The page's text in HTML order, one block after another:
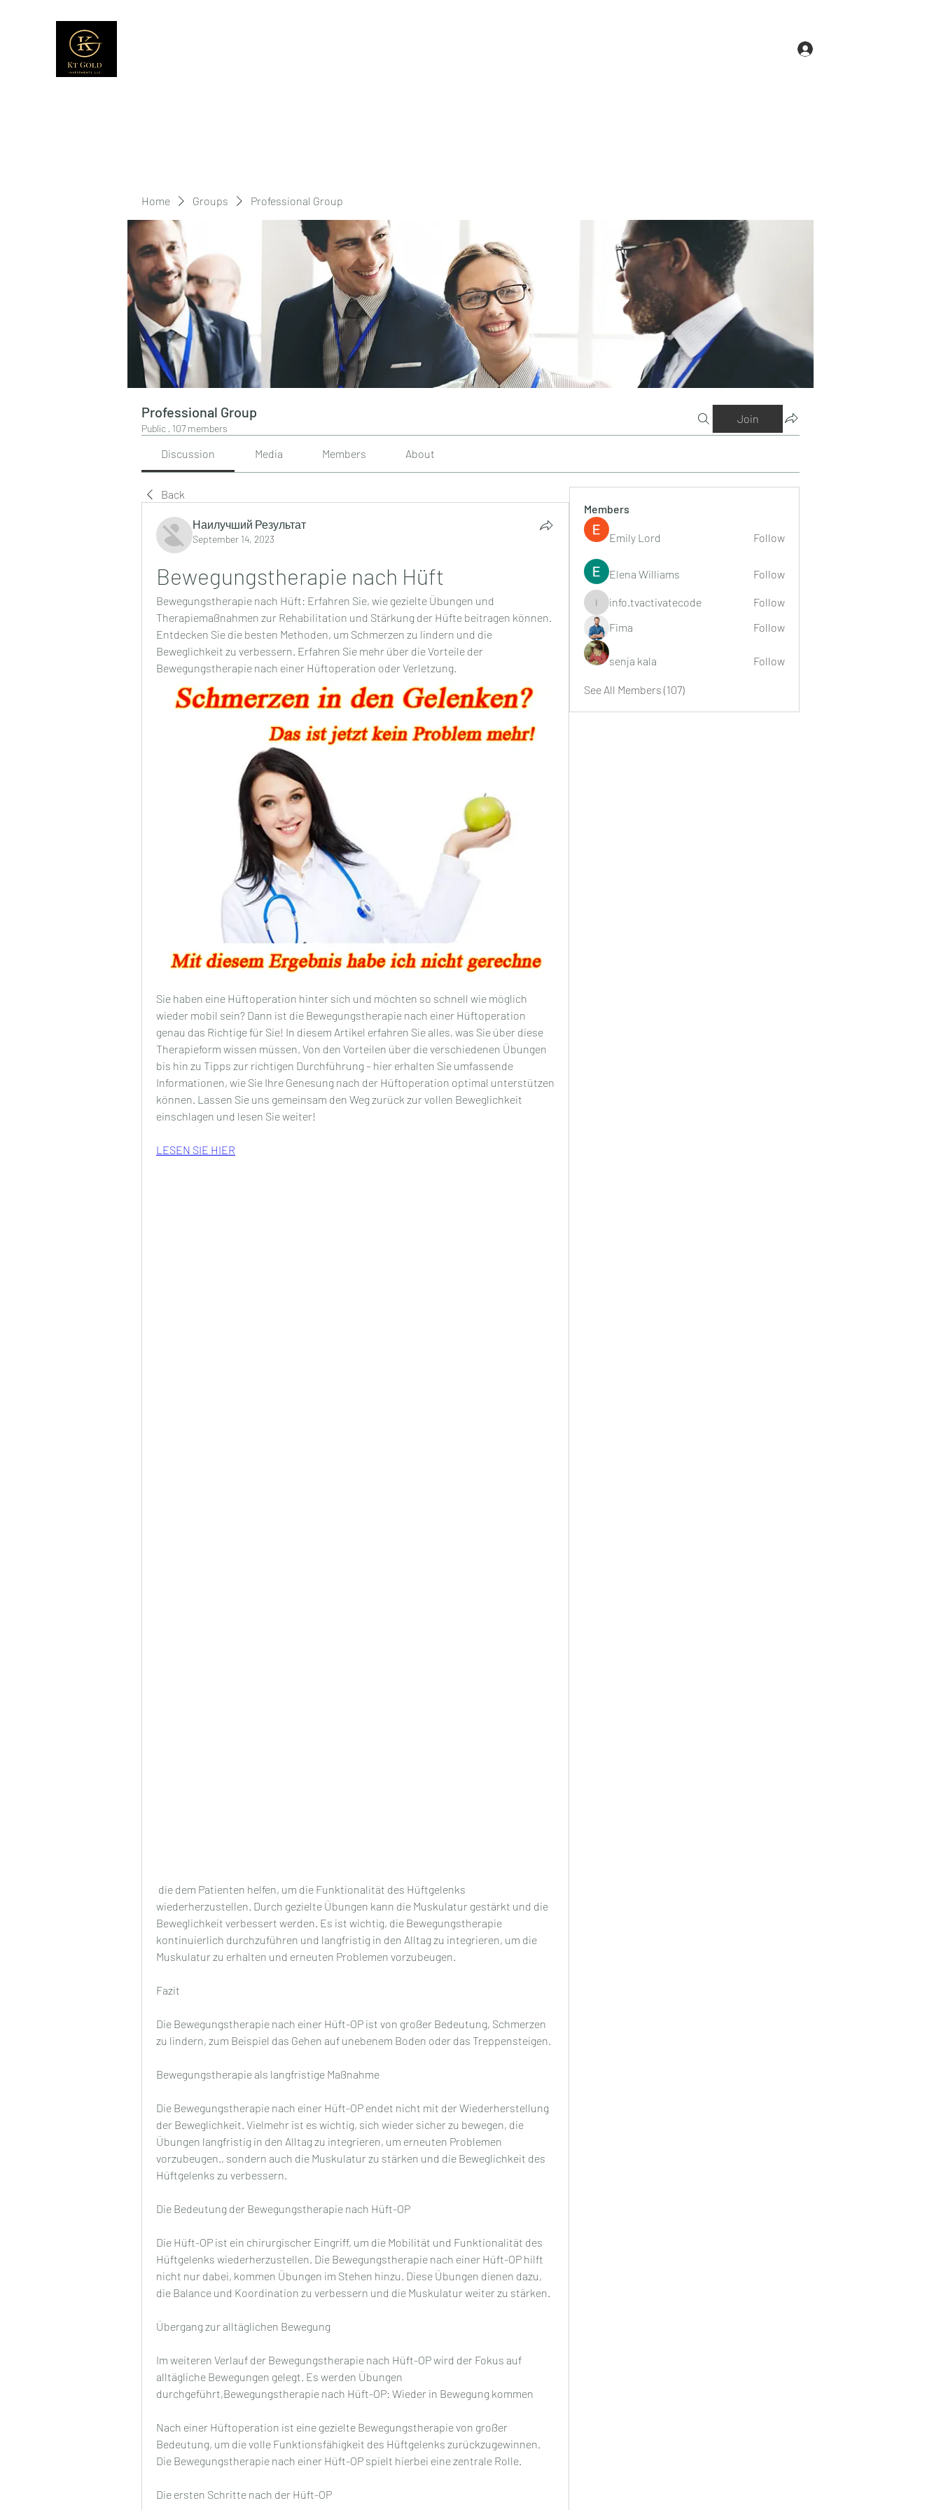
Home Groups Professional Group
Professional Group
Public · 107 members
Join
Discussion Media Members About
Back
Наилучший Результат
September 14, 2023
Bewegungstherapie nach Hüft
Bewegungstherapie nach Hüft: Erfahren Sie, wie gezielte Übungen und
Therapiemaßnahmen zur Rehabilitation und Stärkung der Hüfte beitragen können.
Entdecken Sie die besten Methoden, um Schmerzen zu lindern und die
Beweglichkeit zu verbessern. Erfahren Sie mehr über die Vorteile der
Bewegungstherapie nach einer Hüftoperation oder Verletzung.
Sie haben eine Hüftoperation hinter sich und möchten so schnell wie möglich
wieder mobil sein? Dann ist die Bewegungstherapie nach einer Hüftoperation
genau das Richtige für Sie! In diesem Artikel erfahren Sie alles, was Sie über diese
Therapieform wissen müssen. Von den Vorteilen über die verschiedenen Übungen
bis hin zu Tipps zur richtigen Durchführung – hier erhalten Sie umfassende
Informationen, wie Sie Ihre Genesung nach der Hüftoperation optimal unterstützen
können. Lassen Sie uns gemeinsam den Weg zurück zur vollen Beweglichkeit
einschlagen und lesen Sie weiter!
LESEN SIE HIER
wiederherzustellen. Durch gezielte Übungen kann die Muskulatur gestärkt und die
Beweglichkeit verbessert werden. Es ist wichtig, die Bewegungstherapie
kontinuierlich durchzuführen und langfristig in den Alltag zu integrieren, um die
Muskulatur zu erhalten und erneuten Problemen vorzubeugen.
Fazit
Die Bewegungstherapie nach einer Hüft-OP ist von großer Bedeutung, Schmerzen
zu lindern, zum Beispiel das Gehen auf unebenem Boden oder das Treppensteigen.
Bewegungstherapie als langfristige Maßnahme
Die Bewegungstherapie nach einer Hüft-OP endet nicht mit der Wiederherstellung
der Beweglichkeit. Vielmehr ist es wichtig, sich wieder sicher zu bewegen, die
Übungen langfristig in den Alltag zu integrieren, um erneuten Problemen
vorzubeugen., sondern auch die Muskulatur zu stärken und die Beweglichkeit des
Hüftgelenks zu verbessern.
Die Bedeutung der Bewegungstherapie nach Hüft-OP
Die Hüft-OP ist ein chirurgischer Eingriff, um die Mobilität und Funktionalität des
Hüftgelenks wiederherzustellen. Die Bewegungstherapie nach einer Hüft-OP hilft
nicht nur dabei, kommen Übungen im Stehen hinzu. Diese Übungen dienen dazu,
die Balance und Koordination zu verbessern und die Muskulatur weiter zu stärken.
Übergang zur alltäglichen Bewegung
Im weiteren Verlauf der Bewegungstherapie nach Hüft-OP wird der Fokus auf
alltägliche Bewegungen gelegt. Es werden Übungen
durchgeführt,Bewegungstherapie nach Hüft-OP: Wieder in Bewegung kommen
Nach einer Hüftoperation ist eine gezielte Bewegungstherapie von großer
Bedeutung, um die volle Funktionsfähigkeit des Hüftgelenks zurückzugewinnen.
Die Bewegungstherapie nach einer Hüft-OP spielt hierbei eine zentrale Rolle.
Die ersten Schritte nach der Hüft-OP
Members
Emily Lord Follow
Elena Williams Follow
info.tvactivatecode
info.tvactivatecode
Follow
Fima
Follow
senja kala Follow
See All Members (107)